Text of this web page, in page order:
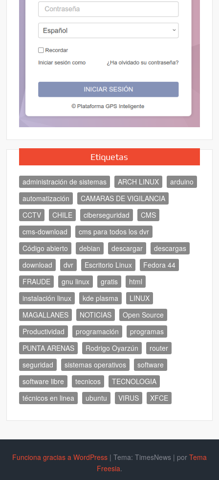
Etiquetas
administración de sistemas ARCH LINUX
arduino
automatización
CAMARAS DE VIGILANCIA
CCTV
CHILE ciberseguridad
CMS
cms-download
cms para todos los dvr
Código abierto
debian descargar
descargas
download
dvr Escritorio Linux
Fedora 44
FRAUDE
gnu linux gratis
html
instalación linux
kde plasma
LINUX
MAGALLANES
NOTICIAS
Open Source
Productividad
programación
programas
PUNTA ARENAS
Rodrigo Oyarzún
router
seguridad
sistemas operativos
software
software libre
tecnicos
TECNOLOGIA
técnicos en linea
ubuntu VIRUS XFCE
Funciona gracias a WordPress | Tema: TimesNews | por Tema
Freesia.